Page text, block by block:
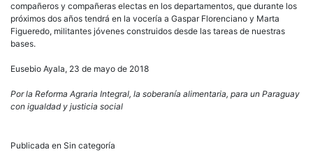
compañeros y compañeras electas en los departamentos, que durante los
próximos dos años tendrá en la vocería a Gaspar Florenciano y Marta
Figueredo, militantes jóvenes construidos desde las tareas de nuestras
bases.
Eusebio Ayala, 23 de mayo de 2018
Por la Reforma Agraria Integral, la soberanía alimentaria, para un Paraguay
con igualdad y justicia social
Publicada en Sin categoría